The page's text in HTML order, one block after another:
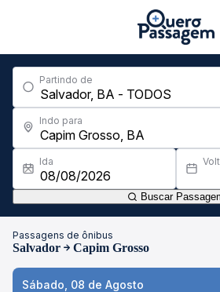
Partindo de
Indo para
Ida
Buscar
Passagens de ônibus
Salvador Capim Grosso
Sábado, 08 de Agosto